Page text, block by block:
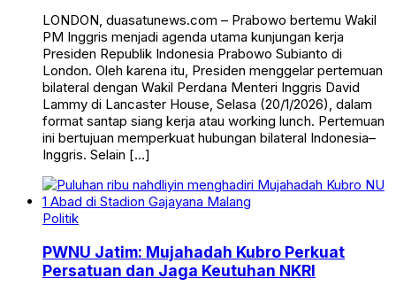
LONDON, duasatunews.com – Prabowo bertemu Wakil
PM Inggris menjadi agenda utama kunjungan kerja
Presiden Republik Indonesia Prabowo Subianto di
London. Oleh karena itu, Presiden menggelar pertemuan
bilateral dengan Wakil Perdana Menteri Inggris David
Lammy di Lancaster House, Selasa (20/1/2026), dalam
format santap siang kerja atau working lunch. Pertemuan
ini bertujuan memperkuat hubungan bilateral Indonesia–
Inggris. Selain […]
Politik
PWNU Jatim: Mujahadah Kubro Perkuat
Persatuan dan Jaga Keutuhan NKRI